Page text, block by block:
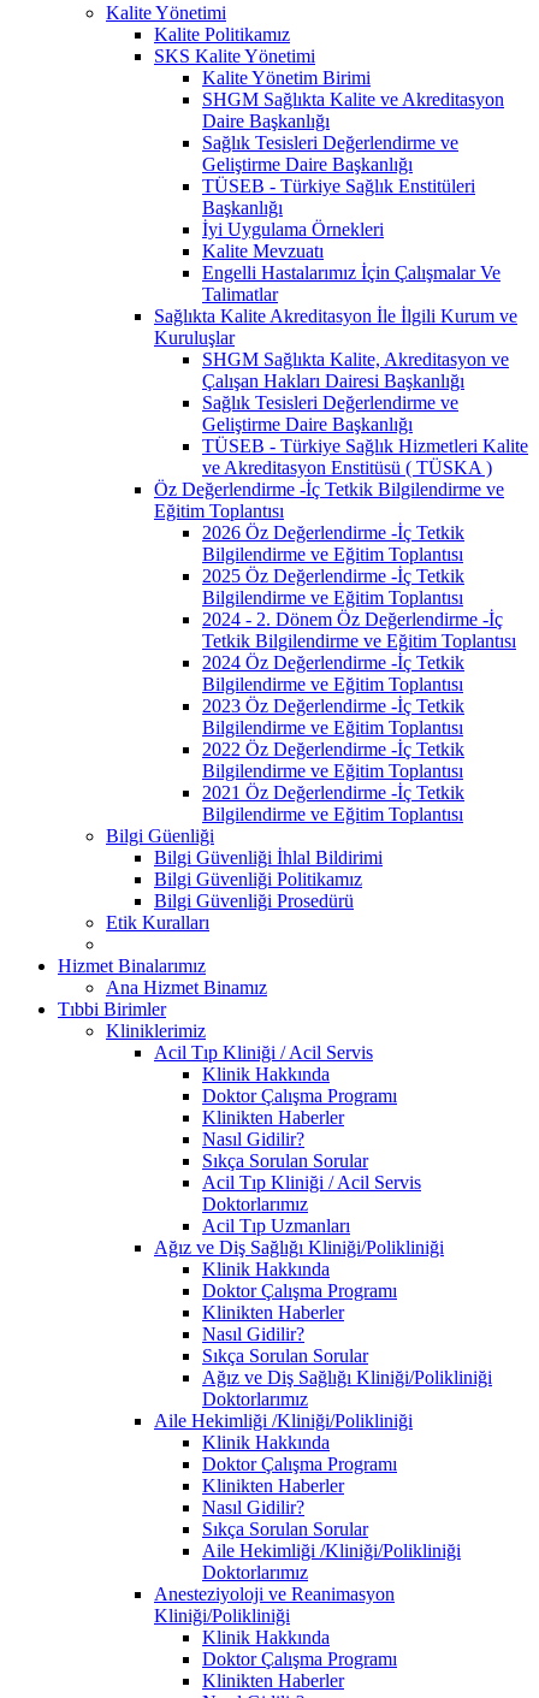
Kalite Yönetimi
Kalite Politikamız
SKS Kalite Yönetimi
Kalite Yönetim Birimi
SHGM Sağlıkta Kalite ve Akreditasyon
Daire Başkanlığı
Sağlık Tesisleri Değerlendirme ve
Geliştirme Daire Başkanlığı
TÜSEB - Türkiye Sağlık Enstitüleri
Başkanlığı
İyi Uygulama Örnekleri
Kalite Mevzuatı
Engelli Hastalarımız İçin Çalışmalar Ve
Talimatlar
Sağlıkta Kalite Akreditasyon İle İlgili Kurum ve
Kuruluşlar
SHGM Sağlıkta Kalite, Akreditasyon ve
Çalışan Hakları Dairesi Başkanlığı
Sağlık Tesisleri Değerlendirme ve
Geliştirme Daire Başkanlığı
TÜSEB - Türkiye Sağlık Hizmetleri Kalite
ve Akreditasyon Enstitüsü ( TÜSKA )
Öz Değerlendirme -İç Tetkik Bilgilendirme ve
Eğitim Toplantısı
2026 Öz Değerlendirme -İç Tetkik
Bilgilendirme ve Eğitim Toplantısı
2025 Öz Değerlendirme -İç Tetkik
Bilgilendirme ve Eğitim Toplantısı
2024 - 2. Dönem Öz Değerlendirme -İç
Tetkik Bilgilendirme ve Eğitim Toplantısı
2024 Öz Değerlendirme -İç Tetkik
Bilgilendirme ve Eğitim Toplantısı
2023 Öz Değerlendirme -İç Tetkik
Bilgilendirme ve Eğitim Toplantısı
2022 Öz Değerlendirme -İç Tetkik
Bilgilendirme ve Eğitim Toplantısı
2021 Öz Değerlendirme -İç Tetkik
Bilgilendirme ve Eğitim Toplantısı
Bilgi Güenliği
Bilgi Güvenliği İhlal Bildirimi
Bilgi Güvenliği Politikamız
Bilgi Güvenliği Prosedürü
Etik Kuralları
Hizmet Binalarımız
Ana Hizmet Binamız
Tıbbi Birimler
Kliniklerimiz
Acil Tıp Kliniği / Acil Servis
Klinik Hakkında
Doktor Çalışma Programı
Klinikten Haberler
Nasıl Gidilir?
Sıkça Sorulan Sorular
Acil Tıp Kliniği / Acil Servis
Doktorlarımız
Acil Tıp Uzmanları
Ağız ve Diş Sağlığı Kliniği/Polikliniği
Klinik Hakkında
Doktor Çalışma Programı
Klinikten Haberler
Nasıl Gidilir?
Sıkça Sorulan Sorular
Ağız ve Diş Sağlığı Kliniği/Polikliniği
Doktorlarımız
Aile Hekimliği /Kliniği/Polikliniği
Klinik Hakkında
Doktor Çalışma Programı
Klinikten Haberler
Nasıl Gidilir?
Sıkça Sorulan Sorular
Aile Hekimliği /Kliniği/Polikliniği
Doktorlarımız
Anesteziyoloji ve Reanimasyon
Kliniği/Polikliniği
Klinik Hakkında
Doktor Çalışma Programı
Klinikten Haberler